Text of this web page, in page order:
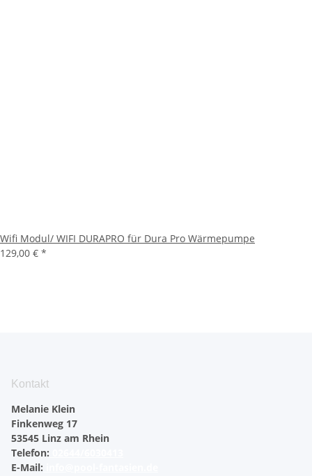
Wifi Modul/ WIFI DURAPRO für Dura Pro Wärmepumpe
129,00 € *
Kontakt
Melanie Klein
Finkenweg 17
53545 Linz am Rhein
Telefon:
E-Mail: